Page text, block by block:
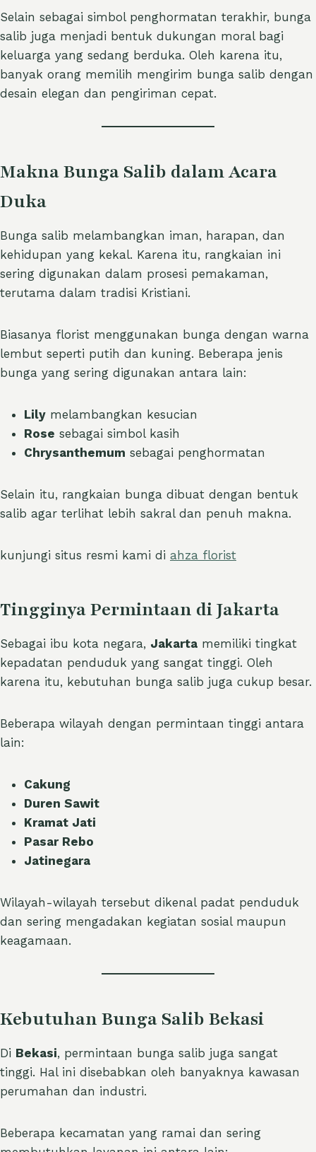
Selain sebagai simbol penghormatan terakhir, bunga
salib juga menjadi bentuk dukungan moral bagi
keluarga yang sedang berduka. Oleh karena itu,
banyak orang memilih mengirim bunga salib dengan
desain elegan dan pengiriman cepat.
Makna Bunga Salib dalam Acara
Duka
Bunga salib melambangkan iman, harapan, dan
kehidupan yang kekal. Karena itu, rangkaian ini
sering digunakan dalam prosesi pemakaman,
terutama dalam tradisi Kristiani.
Biasanya florist menggunakan bunga dengan warna
lembut seperti putih dan kuning. Beberapa jenis
bunga yang sering digunakan antara lain:
Lily melambangkan kesucian
Rose sebagai simbol kasih
Chrysanthemum sebagai penghormatan
Selain itu, rangkaian bunga dibuat dengan bentuk
salib agar terlihat lebih sakral dan penuh makna.
kunjungi situs resmi kami di ahza florist
Tingginya Permintaan di Jakarta
Sebagai ibu kota negara, Jakarta memiliki tingkat
kepadatan penduduk yang sangat tinggi. Oleh
karena itu, kebutuhan bunga salib juga cukup besar.
Beberapa wilayah dengan permintaan tinggi antara
lain:
Cakung
Duren Sawit
Kramat Jati
Pasar Rebo
Jatinegara
Wilayah-wilayah tersebut dikenal padat penduduk
dan sering mengadakan kegiatan sosial maupun
keagamaan.
Kebutuhan Bunga Salib Bekasi
Di Bekasi, permintaan bunga salib juga sangat
tinggi. Hal ini disebabkan oleh banyaknya kawasan
perumahan dan industri.
Beberapa kecamatan yang ramai dan sering